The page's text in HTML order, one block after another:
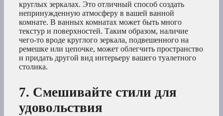
круглых зеркалах. Это отличный способ создать
непринужденную атмосферу в вашей ванной
комнате. В ванных комнатах может быть много
текстур и поверхностей. Таким образом, наличие
чего-то вроде круглого зеркала, подвешенного на
ремешке или цепочке, может облегчить пространство
и придать другой вид интерьеру вашего туалетного
столика.
7. Смешивайте стили для
удовольствия